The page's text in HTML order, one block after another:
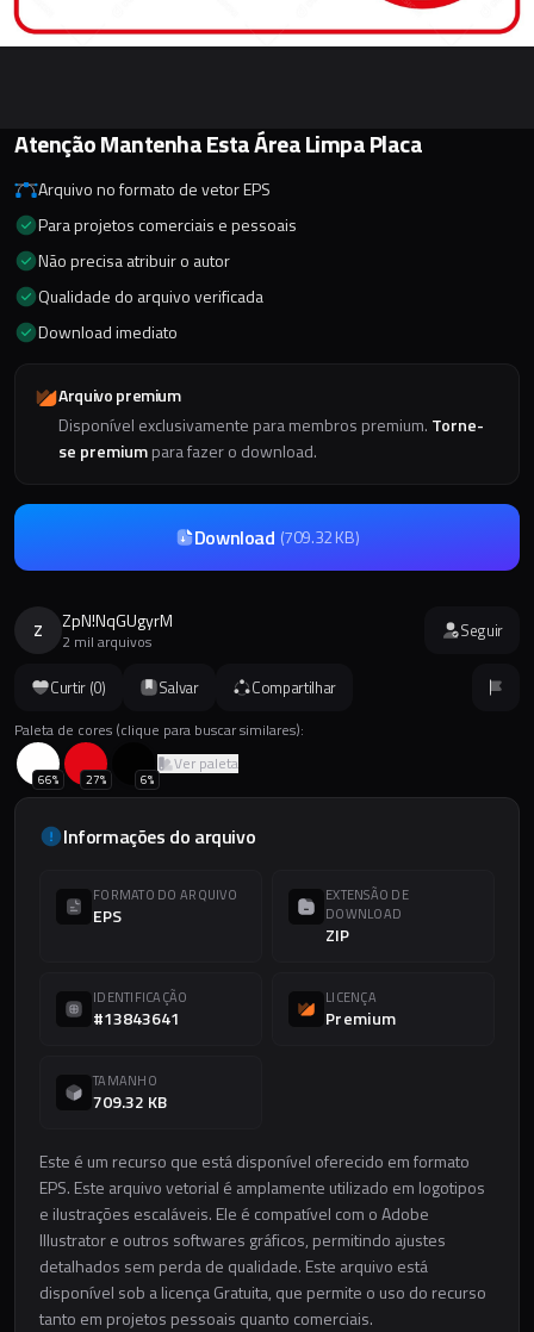
Curtir (0) Salvar Compartilhar
Paleta de cores (clique para buscar similares):
66% 27% 6%
Ver paleta
Informações do arquivo
FORMATO DO ARQUIVO
EPS
EXTENSÃO DE
DOWNLOAD
ZIP
IDENTIFICAÇÃO
#13843641
LICENÇA
Premium
TAMANHO
709.32 KB
Este é um recurso que está disponível oferecido em formato
EPS. Este arquivo vetorial é amplamente utilizado em logotipos
e ilustrações escaláveis. Ele é compatível com o Adobe
Illustrator e outros softwares gráficos, permitindo ajustes
detalhados sem perda de qualidade. Este arquivo está
disponível sob a licença Gratuita, que permite o uso do recurso
tanto em projetos pessoais quanto comerciais.
Atenção Mantenha Esta Área Limpa Placa
Arquivo no formato de vetor EPS
Para projetos comerciais e pessoais
Não precisa atribuir o autor
Qualidade do arquivo verificada
Download imediato
Arquivo premium
Disponível exclusivamente para membros premium. Torne-
se premiumpara fazer o download.
Download (709.32 KB)
Z ZpN!NqGUgyrM
2 mil arquivos Seguir